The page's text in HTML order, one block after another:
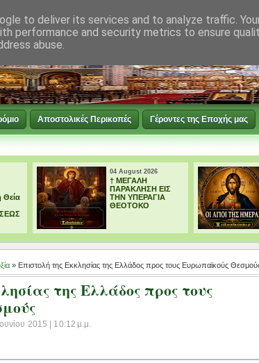
Αποστολικές Περικοπές Γέροντες της Εποχής μας
04 August 2026
Tο Αγιολόγιο της
ημέρας 04
Αυγούστου
» Επιστολή της Εκκλησίας της Ελλάδος προς τους Ευρωπαϊκούς
της Ελλάδος προς τους
2015 | 10:12 μ.μ.
to deliver its services and to analyze traffic.
performance and security metrics to ensure
abuse.